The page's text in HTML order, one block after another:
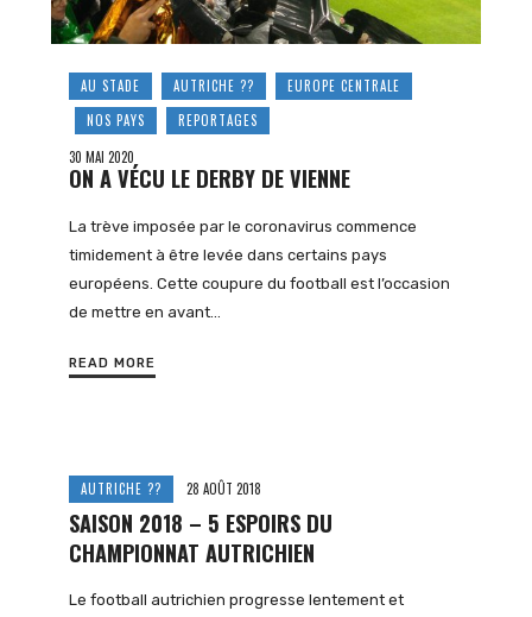
AU STADE AUTRICHE ??
EUROPE CENTRALE
NOS PAYS
REPORTAGES
30 MAI 2020
ON A VÉCU LE DERBY DE VIENNE
La trève imposée par le coronavirus commence
timidement à être levée dans certains pays
européens. Cette coupure du football est l’occasion
de mettre en avant…
READ MORE
AUTRICHE ?? 28 AOÛT 2018
SAISON 2018 – 5 ESPOIRS DU
CHAMPIONNAT AUTRICHIEN
Le football autrichien progresse lentement et